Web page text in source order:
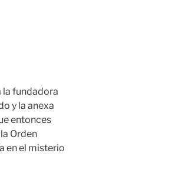
la fundadora
y la anexa
entonces
Orden
en el misterio